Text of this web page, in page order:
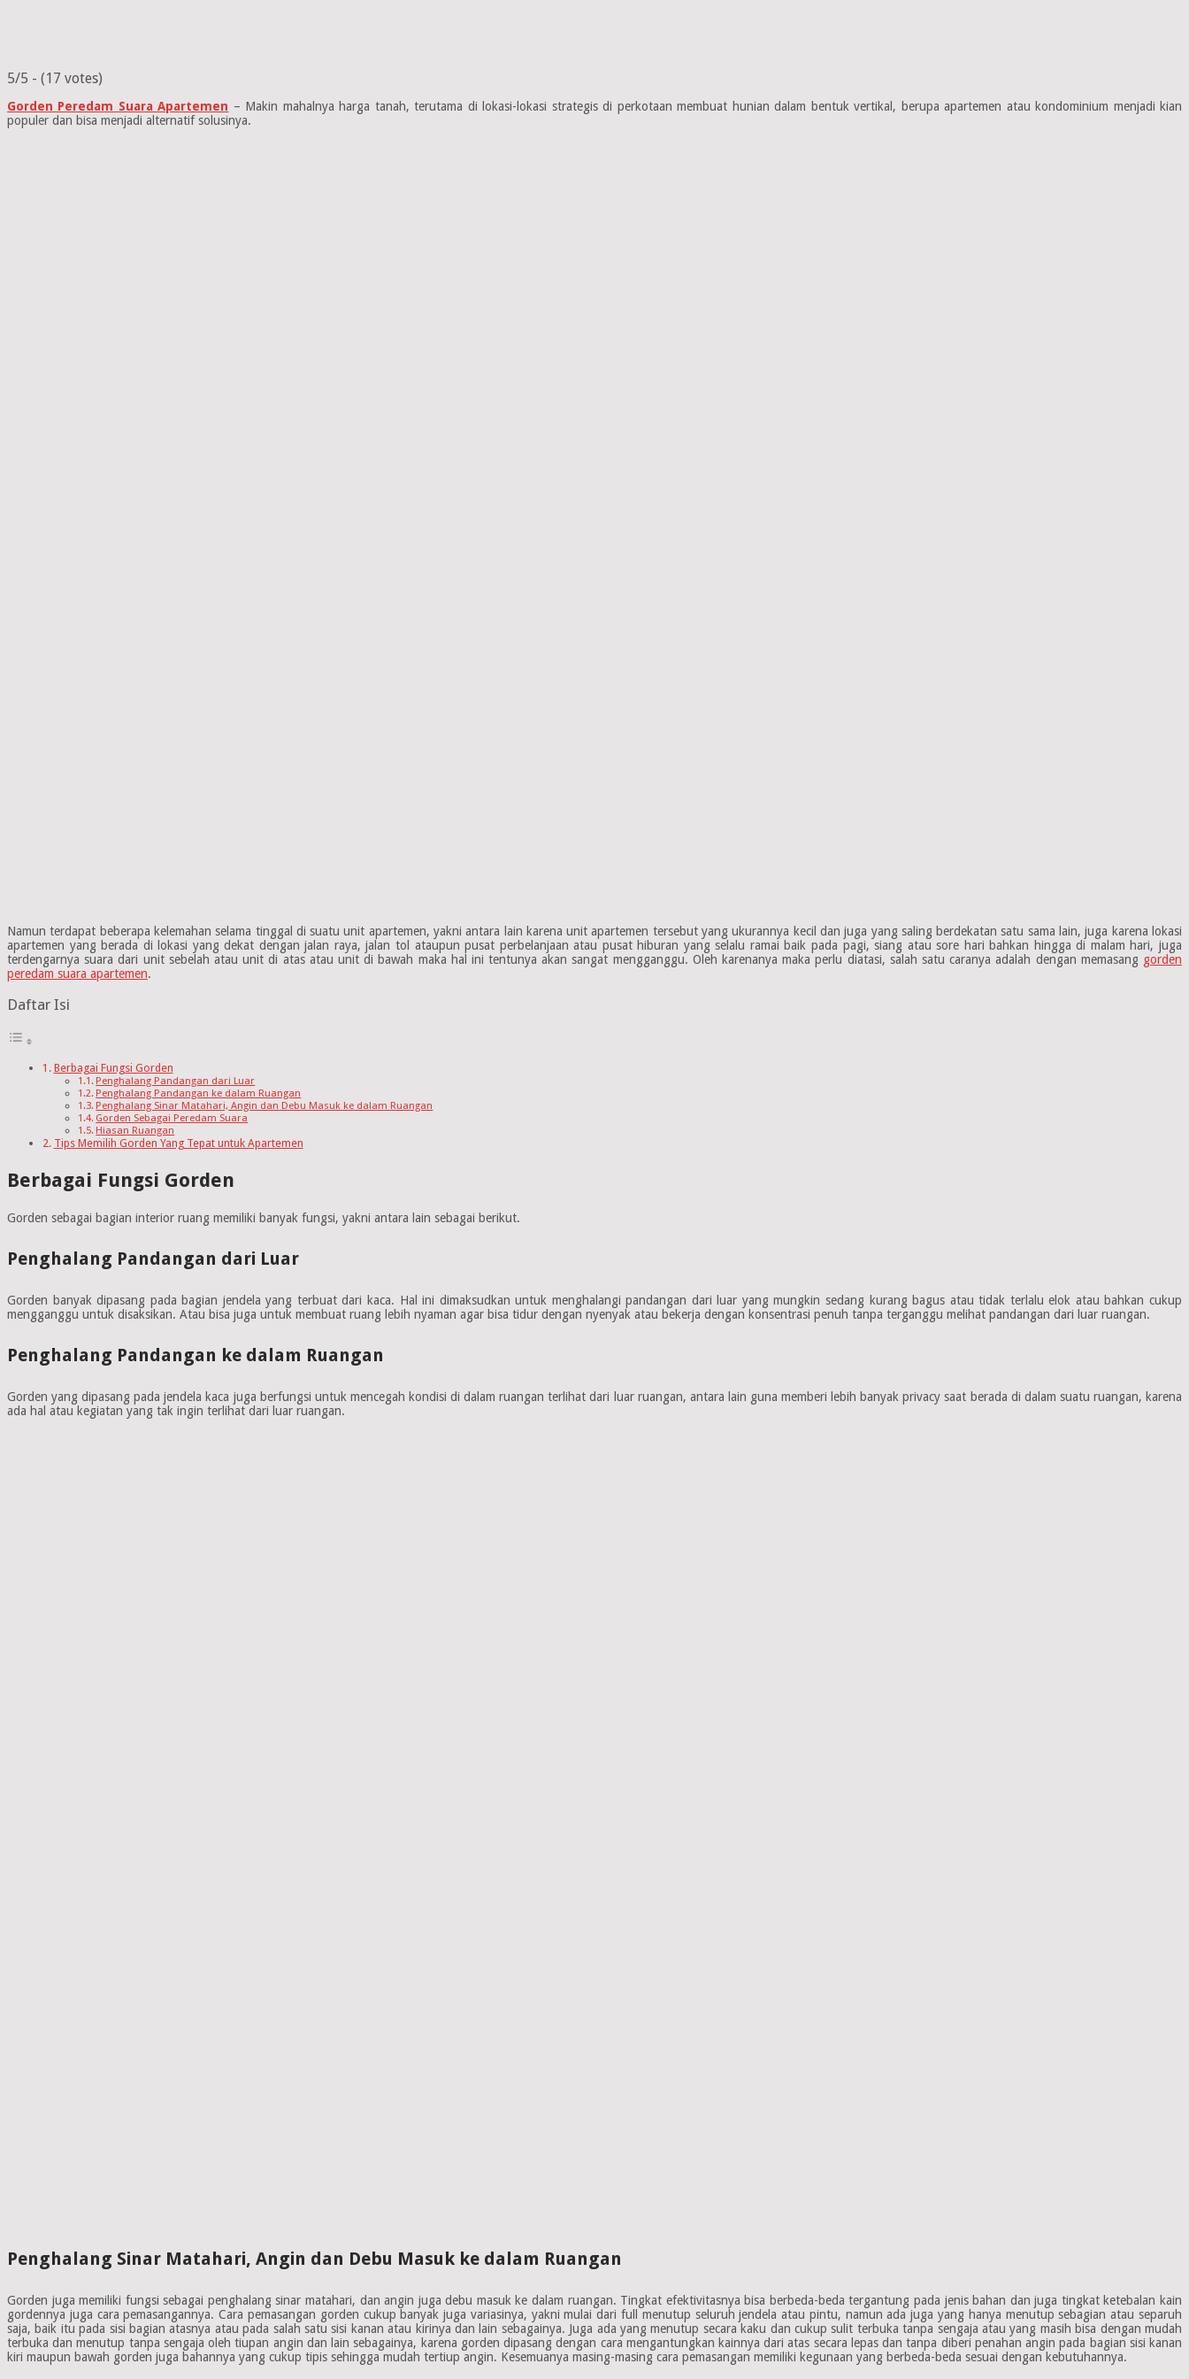
5/5 - (17 votes)
Gorden Peredam Suara Apartemen – Makin mahalnya harga tanah, terutama di lokasi-lokasi strategis di perkotaan membuat hunian dalam bentuk vertikal, berupa apartemen atau kondominium menjadi kian
populer dan bisa menjadi alternatif solusinya.
Namun terdapat beberapa kelemahan selama tinggal di suatu unit apartemen, yakni antara lain karena unit apartemen tersebut yang ukurannya kecil dan juga yang saling berdekatan satu sama lain, juga karena lokasi
apartemen yang berada di lokasi yang dekat dengan jalan raya, jalan tol ataupun pusat perbelanjaan atau pusat hiburan yang selalu ramai baik pada pagi, siang atau sore hari bahkan hingga di malam hari, juga
terdengarnya suara dari unit sebelah atau unit di atas atau unit di bawah maka hal ini tentunya akan sangat mengganggu. Oleh karenanya maka perlu diatasi, salah satu caranya adalah dengan memasang gorden
peredam suara apartemen.
Daftar Isi
Berbagai Fungsi Gorden
Penghalang Pandangan dari Luar
Penghalang Pandangan ke dalam Ruangan
Penghalang Sinar Matahari, Angin dan Debu Masuk ke dalam Ruangan
Gorden Sebagai Peredam Suara
Hiasan Ruangan
Tips Memilih Gorden Yang Tepat untuk Apartemen
Berbagai Fungsi Gorden
Gorden sebagai bagian interior ruang memiliki banyak fungsi, yakni antara lain sebagai berikut.
Penghalang Pandangan dari Luar
Gorden banyak dipasang pada bagian jendela yang terbuat dari kaca. Hal ini dimaksudkan untuk menghalangi pandangan dari luar yang mungkin sedang kurang bagus atau tidak terlalu elok atau bahkan cukup
mengganggu untuk disaksikan. Atau bisa juga untuk membuat ruang lebih nyaman agar bisa tidur dengan nyenyak atau bekerja dengan konsentrasi penuh tanpa terganggu melihat pandangan dari luar ruangan.
Penghalang Pandangan ke dalam Ruangan
Gorden yang dipasang pada jendela kaca juga berfungsi untuk mencegah kondisi di dalam ruangan terlihat dari luar ruangan, antara lain guna memberi lebih banyak privacy saat berada di dalam suatu ruangan, karena
ada hal atau kegiatan yang tak ingin terlihat dari luar ruangan.
Penghalang Sinar Matahari, Angin dan Debu Masuk ke dalam Ruangan
Gorden juga memiliki fungsi sebagai penghalang sinar matahari, dan angin juga debu masuk ke dalam ruangan. Tingkat efektivitasnya bisa berbeda-beda tergantung pada jenis bahan dan juga tingkat ketebalan kain
gordennya juga cara pemasangannya. Cara pemasangan gorden cukup banyak juga variasinya, yakni mulai dari full menutup seluruh jendela atau pintu, namun ada juga yang hanya menutup sebagian atau separuh
saja, baik itu pada sisi bagian atasnya atau pada salah satu sisi kanan atau kirinya dan lain sebagainya. Juga ada yang menutup secara kaku dan cukup sulit terbuka tanpa sengaja atau yang masih bisa dengan mudah
terbuka dan menutup tanpa sengaja oleh tiupan angin dan lain sebagainya, karena gorden dipasang dengan cara mengantungkan kainnya dari atas secara lepas dan tanpa diberi penahan angin pada bagian sisi kanan
kiri maupun bawah gorden juga bahannya yang cukup tipis sehingga mudah tertiup angin. Kesemuanya masing-masing cara pemasangan memiliki kegunaan yang berbeda-beda sesuai dengan kebutuhannya.